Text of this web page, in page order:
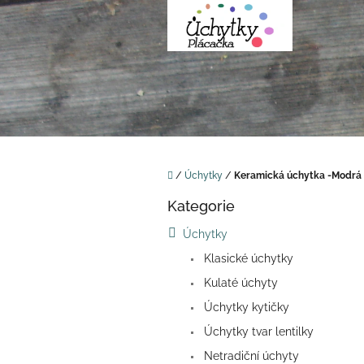
Přejít
na
obsah
Domů
/ Úchytky / Keramická úchytka -
Přeskočit
Kategorie
Úchytky
Klasické úchytky
Kulaté úchyty
Úchytky kytičky
Úchytky tvar lentilky
Netradiční úchyty